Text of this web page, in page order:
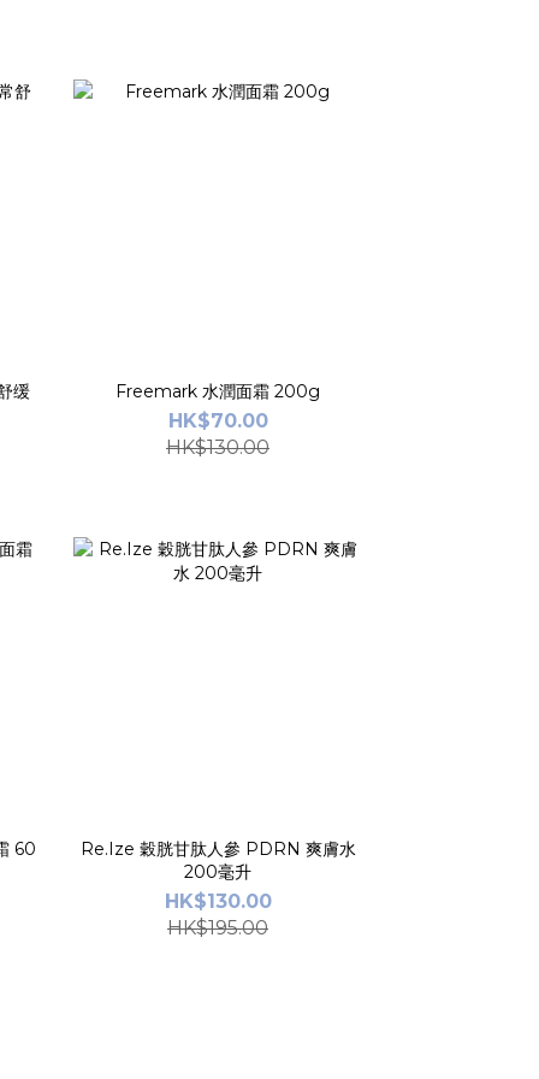
缓
Freemark 水潤面霜 200g
HK$70.00
HK$130.00
60
Re.Ize 穀胱甘肽人參 PDRN 爽膚水
200毫升
HK$130.00
HK$195.00